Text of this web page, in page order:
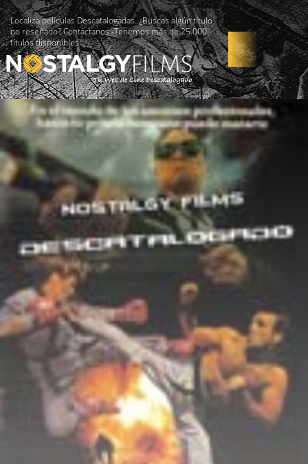
Localiza películas Descatalogadas. ¿Buscas algún título
no reseñado? Contáctanos -Tenemos más de 25.000
títulos disponibles!